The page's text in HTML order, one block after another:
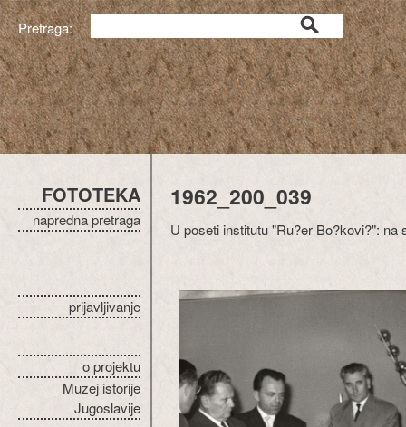
Pretraga:
FOTOTEKA
napredna pretraga
prijavljivanje
o projektu
Muzej istorije
Jugoslavije
1962_200_039
U poseti institutu "Ru?er Bo?kovi?":